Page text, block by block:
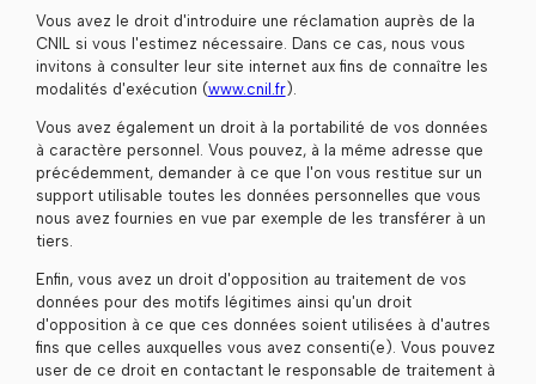
Vous avez le droit d'introduire une réclamation auprès de la
CNIL si vous l'estimez nécessaire. Dans ce cas, nous vous
invitons à consulter leur site internet aux fins de connaître les
modalités d'exécution (www.cnil.fr).
Vous avez également un droit à la portabilité de vos données
à caractère personnel. Vous pouvez, à la même adresse que
précédemment, demander à ce que l'on vous restitue sur un
support utilisable toutes les données personnelles que vous
nous avez fournies en vue par exemple de les transférer à un
tiers.
Enfin, vous avez un droit d'opposition au traitement de vos
données pour des motifs légitimes ainsi qu'un droit
d'opposition à ce que ces données soient utilisées à d'autres
fins que celles auxquelles vous avez consenti(e). Vous pouvez
user de ce droit en contactant le responsable de traitement à